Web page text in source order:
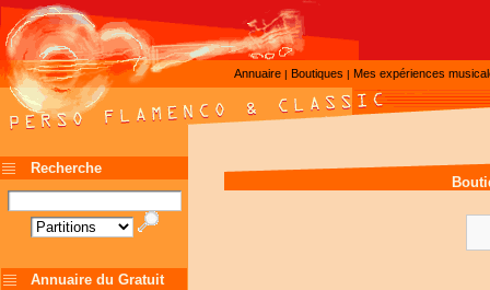
Annuaire | Boutiques | Mes expériences
Recherche
Annuaire du Gratuit